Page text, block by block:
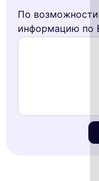
По
информацию по